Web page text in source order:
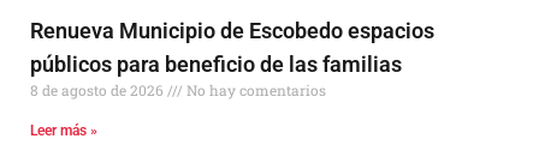
Renueva Municipio de Escobedo espacios
públicos para beneficio de las familias
8 de agosto de 2026 No hay comentarios
Leer más »